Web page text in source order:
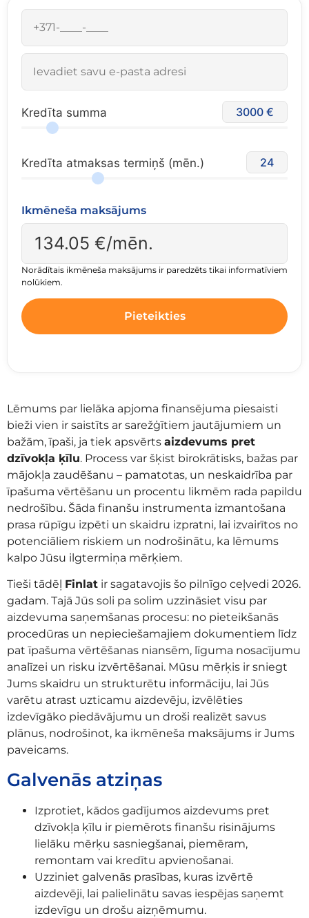
Kredīta summa 3000
Kredīta atmaksas termiņš (mēn.) 24
Ikmēneša maksājums
134.05 €/mēn.
Norādītais ikmēneša maksājums ir paredzēts tikai informatīviem
nolūkiem.
Pieteikties
Lēmums par lielāka apjoma finansējuma piesaisti
bieži vien ir saistīts ar sarežģītiem jautājumiem un
bažām, īpaši, ja tiek apsvērts aizdevums pret
dzīvokļa ķīlu. Process var šķist birokrātisks, bažas par
mājokļa zaudēšanu – pamatotas, un neskaidrība par
īpašuma vērtēšanu un procentu likmēm rada papildu
nedrošību. Šāda finanšu instrumenta izmantošana
prasa rūpīgu izpēti un skaidru izpratni, lai izvairītos no
potenciāliem riskiem un nodrošinātu, ka lēmums
kalpo Jūsu ilgtermiņa mērķiem.
Tieši tādēļ Finlat ir sagatavojis šo pilnīgo ceļvedi 2026.
gadam. Tajā Jūs soli pa solim uzzināsiet visu par
aizdevuma saņemšanas procesu: no pieteikšanās
procedūras un nepieciešamajiem dokumentiem līdz
pat īpašuma vērtēšanas niansēm, līguma nosacījumu
analīzei un risku izvērtēšanai. Mūsu mērķis ir sniegt
Jums skaidru un strukturētu informāciju, lai Jūs
varētu atrast uzticamu aizdevēju, izvēlēties
izdevīgāko piedāvājumu un droši realizēt savus
plānus, nodrošinot, ka ikmēneša maksājums ir Jums
paveicams.
Galvenās atziņas
Izprotiet, kādos gadījumos aizdevums pret
dzīvokļa ķīlu ir piemērots finanšu risinājums
lielāku mērķu sasniegšanai, piemēram,
remontam vai kredītu apvienošanai.
Uzziniet galvenās prasības, kuras izvērtē
aizdevēji, lai palielinātu savas iespējas saņemt
izdevīgu un drošu aizņēmumu.